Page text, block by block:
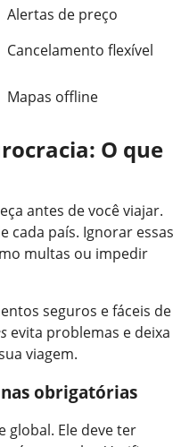
Alertas de preço
Cancelamento flexível
Mapas offline
O que
antes de você viajar.
cada país. Ignorar essas
multas ou impedir
seguros e fáceis de
evita problemas e deixa
viagem.
obrigatórias
global. Ele deve ter